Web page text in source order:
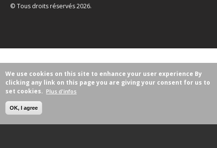
© Tous droits réservés 2026.
We use cookies on this site to enhance your user experience By
clicking any link on this page you are giving your consent for us to
set cookies. Plus d'infos
OK, I agree